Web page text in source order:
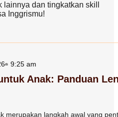
dan tingkatkan skill
Inggrismu!
9:25 am
Anak: Panduan
merupakan langkah awal yang